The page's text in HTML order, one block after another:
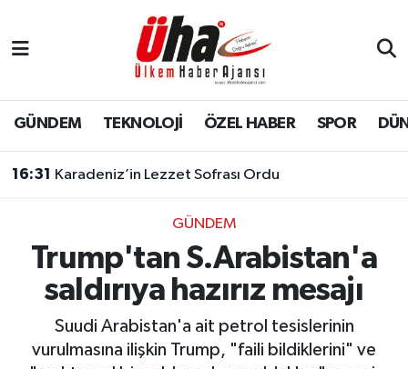
GÜNDEM TEKNOLOJİ ÖZEL HABER SPOR
16:31 Karadeniz’in Lezzet Sofrası Ordu
GÜNDEM
Trump'tan S.Arabistan'a
saldırıya hazırız mesajı
Suudi Arabistan'a ait petrol tesislerinin
vurulmasına ilişkin Trump, "faili bildiklerini" ve
İstanbul Nöbetçi Eczaneler
İstanbul Hava Durumu
Süper Lig Puan Durumu ve Fikstür
Tüm Manşetler
Son Dakika Haberleri